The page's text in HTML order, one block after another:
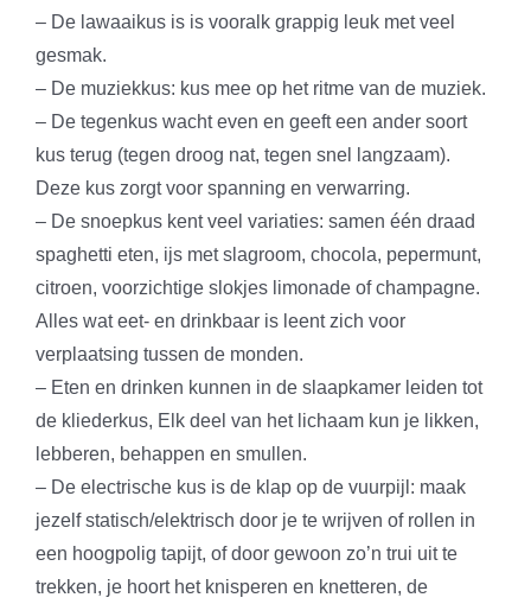
– De lawaaikus is is vooralk grappig leuk met veel
gesmak.
– De muziekkus: kus mee op het ritme van de muziek.
– De tegenkus wacht even en geeft een ander soort
kus terug (tegen droog nat, tegen snel langzaam).
Deze kus zorgt voor spanning en verwarring.
– De snoepkus kent veel variaties: samen één draad
spaghetti eten, ijs met slagroom, chocola, pepermunt,
citroen, voorzichtige slokjes limonade of champagne.
Alles wat eet- en drinkbaar is leent zich voor
verplaatsing tussen de monden.
– Eten en drinken kunnen in de slaapkamer leiden tot
de kliederkus, Elk deel van het lichaam kun je likken,
lebberen, behappen en smullen.
– De electrische kus is de klap op de vuurpijl: maak
jezelf statisch/elektrisch door je te wrijven of rollen in
een hoogpolig tapijt, of door gewoon zo’n trui uit te
trekken, je hoort het knisperen en knetteren, de